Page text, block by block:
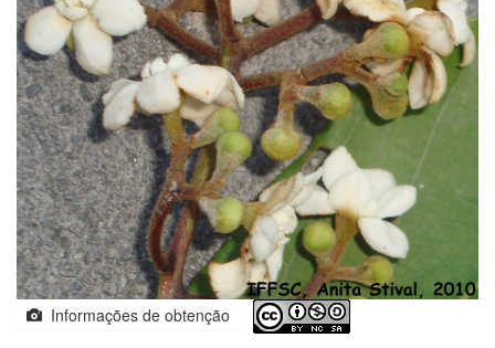
Informações de obtenção